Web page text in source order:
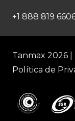
+1 888 819
Tanmax 2026 |
Política de